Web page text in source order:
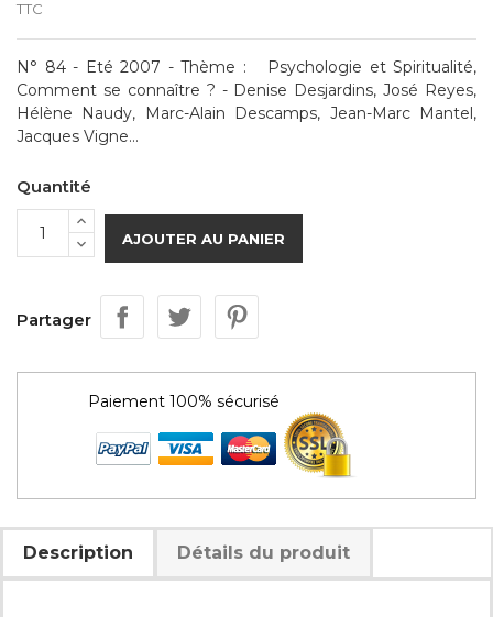
TTC
N° 84 - Eté 2007 - Thème : Psychologie et Spiritualité,
Comment se connaître ? - Denise Desjardins, José Reyes,
Hélène Naudy, Marc-Alain Descamps, Jean-Marc Mantel,
Jacques Vigne...
Quantité
AJOUTER AU PANIER
Partager
Paiement 100% sécurisé
Description Détails du produit